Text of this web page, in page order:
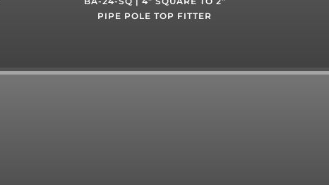
PIPE POLE TOP FITTER